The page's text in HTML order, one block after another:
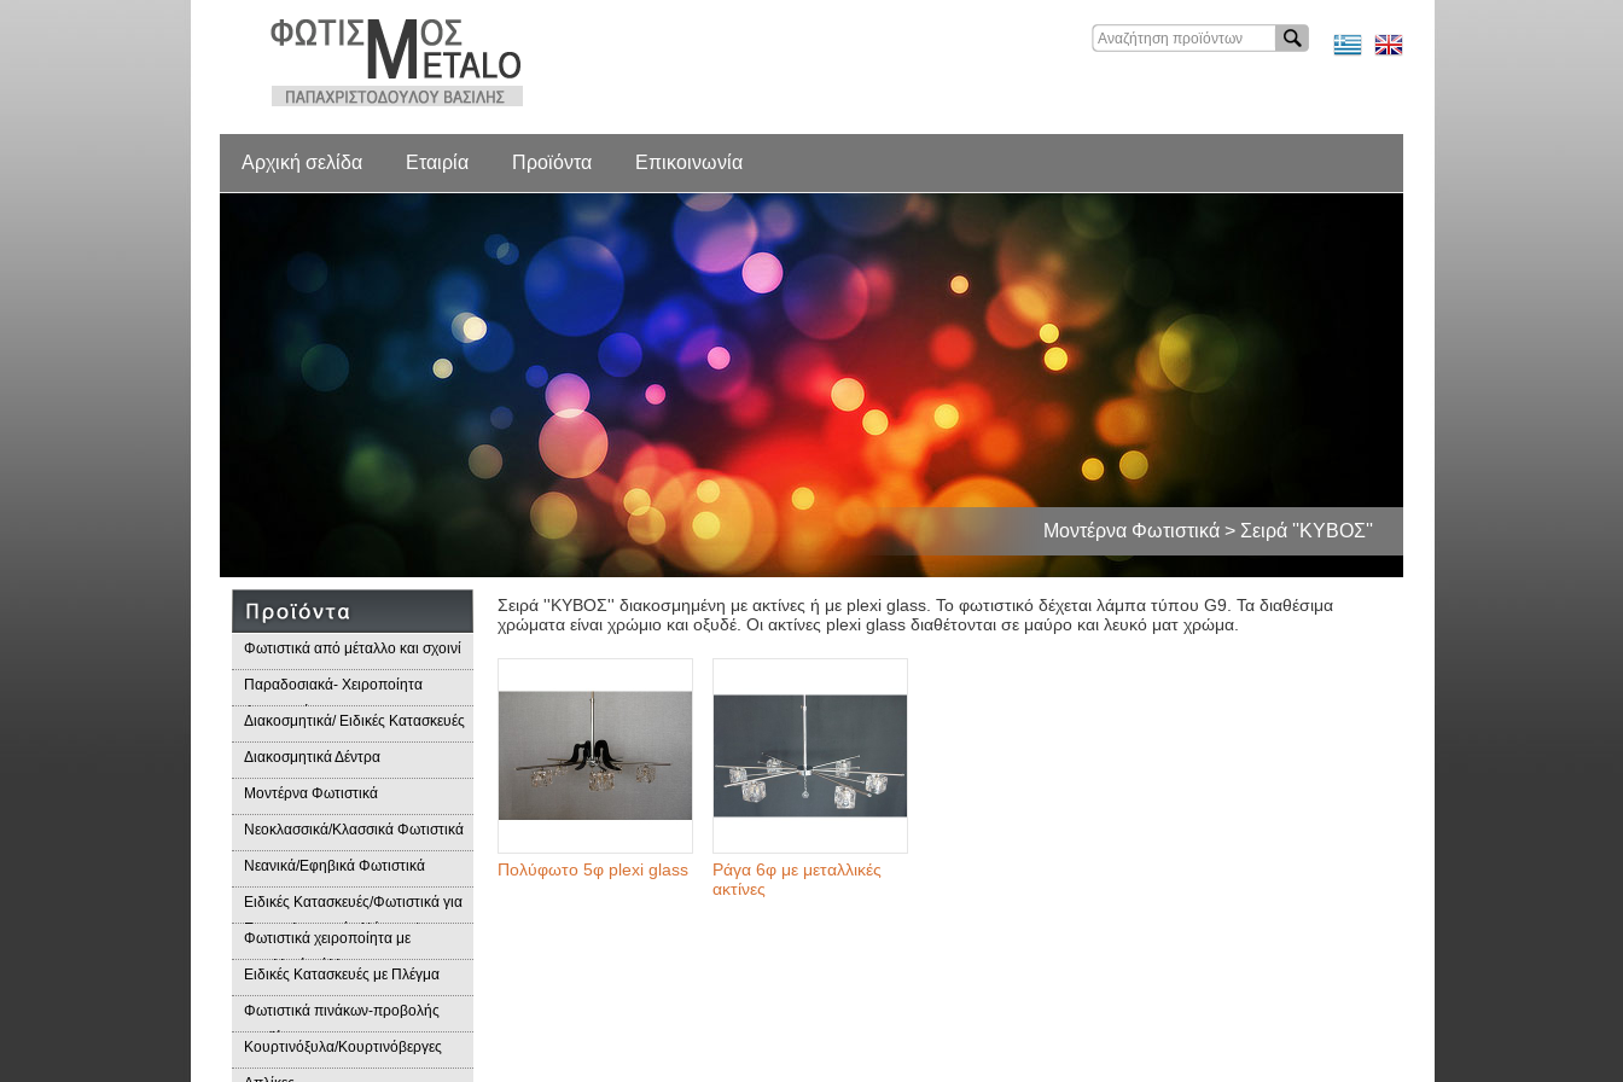
Αρχική σελίδα Εταιρία Προϊόντα Επικοινωνία
Μοντέρνα Φωτιστικά > Σειρά ''ΚΥΒΟΣ''
Φωτιστικά από μέταλλο και σχοινί
Παραδοσιακά- Χειροποίητα
Φωτιστικά
Διακοσμητικά/ Ειδικές Κατασκευές
Διακοσμητικά Δέντρα
Μοντέρνα Φωτιστικά
Νεοκλασσικά/Κλασσικά Φωτιστικά
Νεανικά/Εφηβικά Φωτιστικά
Ειδικές Κατασκευές/Φωτιστικά για
Επαγγελματικούς Χώρους/
Παραδοσιακά Φωτιστικά
Φωτιστικά χειροποίητα με
μεταλλικά φύλλα
Ειδικές Κατασκευές με Πλέγμα
Φωτιστικά πινάκων-προβολής
προϊόντων
Κουρτινόξυλα/Κουρτινόβεργες
Σειρά ''ΚΥΒΟΣ'' διακοσμημένη με ακτίνες ή με plexi glass. Το φωτιστικό δέχεται λάμπα τύπου G9. Τα διαθέσιμα
χρώματα είναι χρώμιο και οξυδέ. Οι ακτίνες plexi glass διαθέτονται σε μαύρο και λευκό ματ χρώμα.
Πολύφωτο 5φ plexi glass
Ράγα 6φ με μεταλλικές
ακτίνες